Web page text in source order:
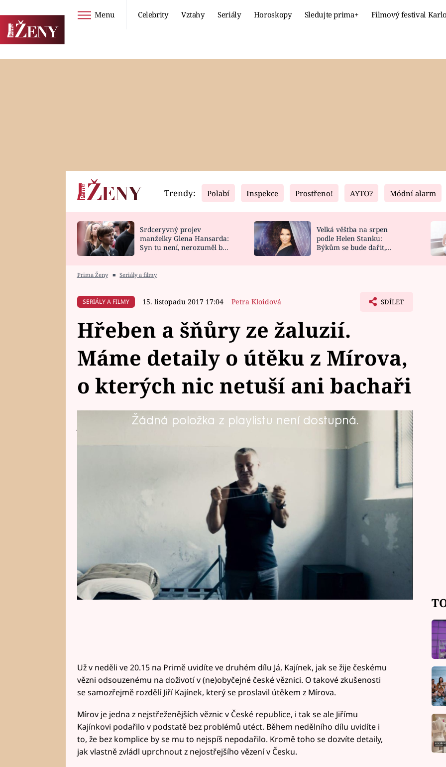
Menu Celebrity Vztahy Seriály Horoskopy Sledujte prima+ Filmový festival
Horoskopy
HOROSKOP NA
Video
CELEBRITY
VAŘENÍ
Fresh
NOVINKY
VIDEORECEPTY
Living
DESIGN
Trendy: Polabí Inspekce Prostřeno! AYTO? Módní alarm
Srdceryvný projev
manželky Glena Hansarda:
Syn tu není, nerozuměl by
Velká věštba na srpen
podle Helen Stanku:
Býkům se bude dařit,
Prima Ženy ■ Seriály a filmy
SERIÁLY A FILMY 15. listopadu 2017 17:04 Petra Kloidová SDÍLET
Hřeben a šňůry ze žaluzií.
Máme detaily o útěku z Mírova,
o kterých nic netuší ani bachaři
Žádná položka z playlistu není dostupná.
Jestli něco proslavilo ex vězně Jiřího Kajínka, tak to byl rozhodně jeho
útěk z vězení, z kterého se prý neutíká. Věznice Mírov byla do té doby
nepokořitelná. Jemu se to ale povedlo. Máme pro vás detaily přípravy
na útěk, jež prozradil samotný aktér Jiří Kajínek v nedělním
Už v neděli ve 20.15 na Primě uvidíte ve druhém dílu Já, Kajínek, jak se žije českému
vězni odsouzenému na doživotí v (ne)obyčejné české věznici. O takové zkušenosti
se samozřejmě rozdělí Jiří Kajínek, který se proslavil útěkem z Mírova.
Mírov je jedna z nejstřeženějších věznic v České republice, i tak se ale Jiřímu
Kajínkovi podařilo v podstatě bez problémů utéct. Během nedělního dílu uvidíte i
to, že bez komplice by se mu to nejspíš nepodařilo. Kromě toho se dozvíte detaily,
jak vlastně zvládl uprchnout z nejostřejšího vězení v Česku.